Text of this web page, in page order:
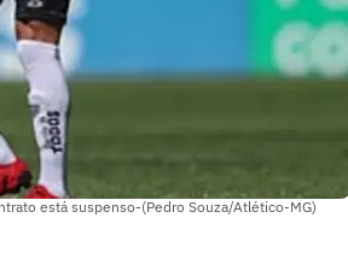
está suspenso-(Pedro Souza/Atlético-MG)